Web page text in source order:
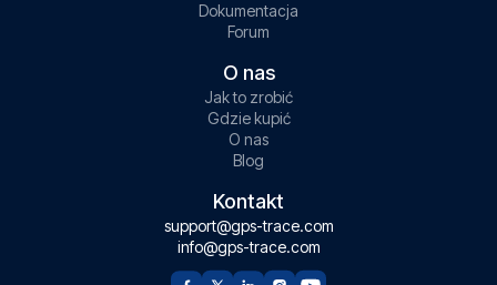
Dokumentacja
Forum
O nas
Jak to zrobić
Gdzie kupić
O nas
Blog
Kontakt
support@gps-trace.com
info@gps-trace.com